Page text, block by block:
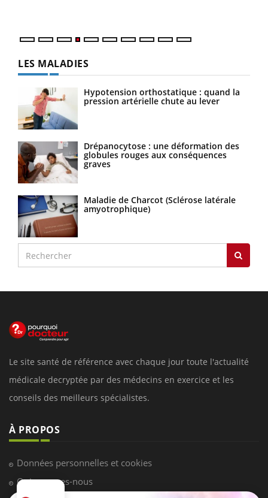
LES MALADIES
Hypotension orthostatique : quand la
pression artérielle chute au lever
Drépanocytose : une déformation des
globules rouges aux conséquences
graves
Maladie de Charcot (Sclérose latérale
amyotrophique)
Le site santé de référence avec chaque jour toute l'actualité
médicale decryptée par des médecins en exercice et les
conseils des meilleurs spécialistes.
À PROPOS
Données personnelles et cookies
Qui sommes-nous